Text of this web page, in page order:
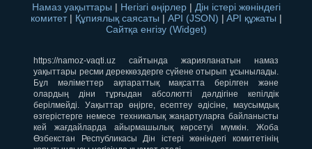
Намаз уақыттары | Негізгі өңірлер | Дін істері жөніндегі
комитет | Құпиялық саясаты | API (JSON) | API құжаты |
Сайтқа енгізу (Widget)
https://namoz-vaqti.uz сайтында жарияланатын намаз
уақыттары ресми дереккөздерге сүйене отырып ұсынылады.
Бұл мәліметтер ақпараттық мақсатта берілген және
олардың діни тұрғыдан абсолютті дәлдігіне кепілдік
берілмейді. Уақыттар өңірге, есептеу әдісіне, маусымдық
өзгерістерге немесе техникалық жаңартуларға байланысты
кей жағдайларда айырмашылық көрсетуі мүмкін. Жоба
Өзбекстан Республикасы Дін істері жөніндегі комитетінің